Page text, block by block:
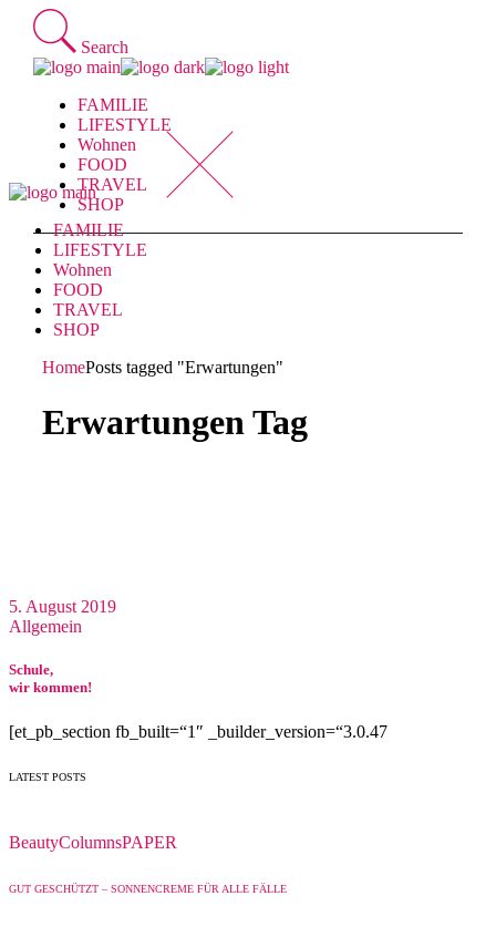
Skip
content
Search
FAMILIE
LIFESTYLE
Wohnen
FOOD
TRAVEL
SHOP
FAMILIE
LIFESTYLE
Wohnen
FOOD
TRAVEL
SHOP
HomePosts tagged "Erwartungen"
Erwartungen Tag
5. August 2019
Allgemein
Schule,
wir kommen!
[et_pb_section fb_built=“1″ _builder_version=“3.0.47
LATEST POSTS
BeautyColumnsPAPER
GUT GESCHÜTZT – SONNENCREME FÜR ALLE FÄLLE